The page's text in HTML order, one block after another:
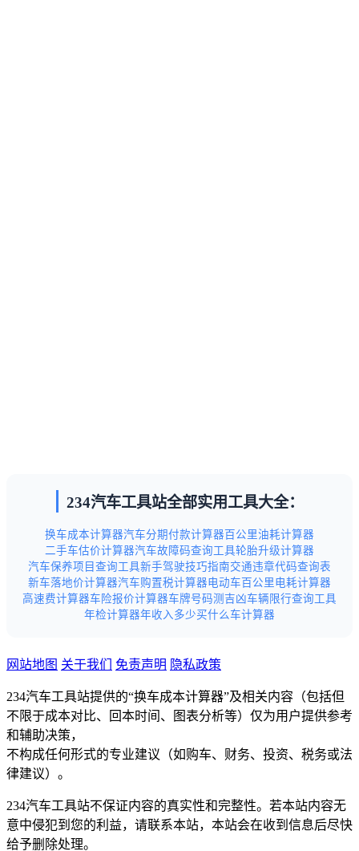
234汽车工具站全部实用工具大全：
换车成本计算器汽车分期付款计算器百公里油耗计算器
二手车估价计算器汽车故障码查询工具轮胎升级计算器
汽车保养项目查询工具新手驾驶技巧指南交通违章代码查询表
新车落地价计算器汽车购置税计算器电动车百公里电耗计算器
高速费计算器车险报价计算器车牌号码测吉凶车辆限行查询工具
年检计算器年收入多少买什么车计算器
网站地图 关于我们 免责声明 隐私政策
234汽车工具站提供的“换车成本计算器”及相关内容（包括但
不限于成本对比、回本时间、图表分析等）仅为用户提供参考
和辅助决策，
不构成任何形式的专业建议（如购车、财务、投资、税务或法
律建议）。
234汽车工具站不保证内容的真实性和完整性。若本站内容无
意中侵犯到您的利益，请联系本站，本站会在收到信息后尽快
给予删除处理。